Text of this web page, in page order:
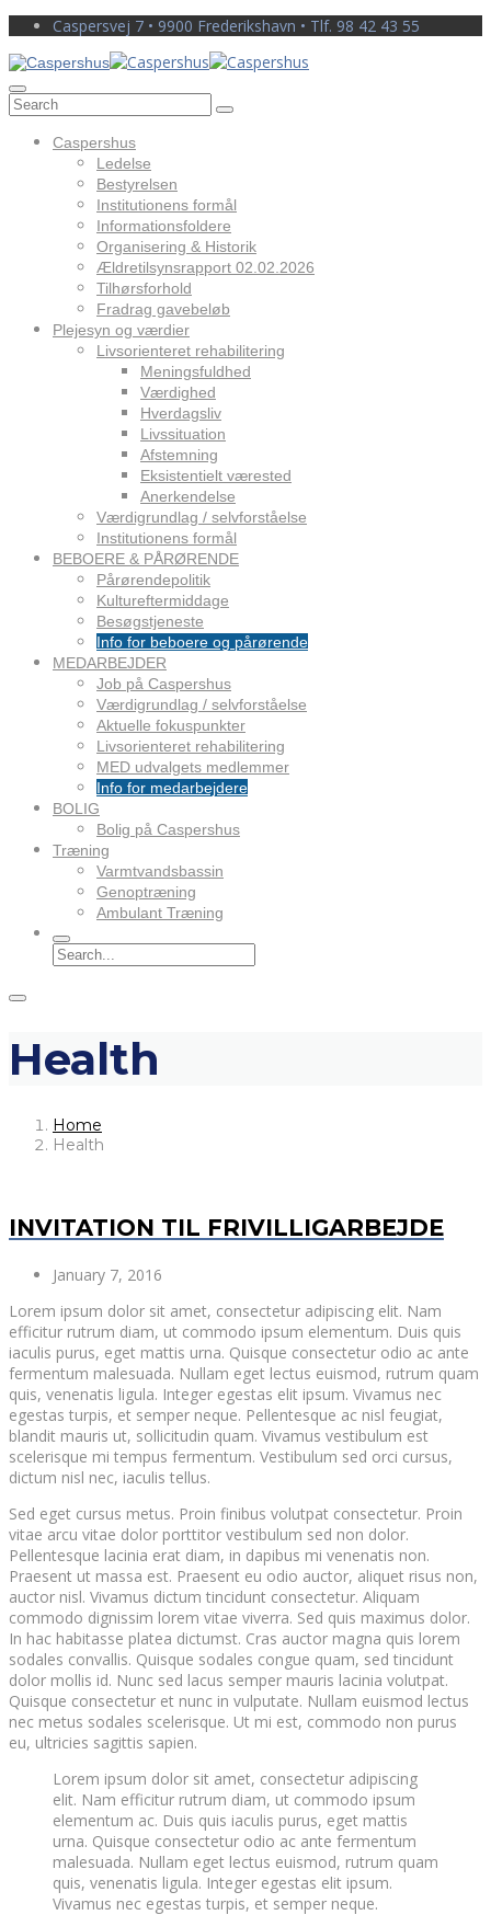
Caspersvej 7 • 9900 Frederikshavn • Tlf. 98 42 43 55
Caspershus
Ledelse
Bestyrelsen
Institutionens formål
Informationsfoldere
Organisering & Historik
Ældretilsynsrapport 02.02.2026
Tilhørsforhold
Fradrag gavebeløb
Plejesyn og værdier
Livsorienteret rehabilitering
Meningsfuldhed
Værdighed
Hverdagsliv
Livssituation
Afstemning
Eksistentielt værested
Anerkendelse
Værdigrundlag / selvforståelse
Institutionens formål
BEBOERE & PÅRØRENDE
Pårørendepolitik
Kultureftermiddage
Besøgstjeneste
Info for beboere og pårørende
MEDARBEJDER
Job på Caspershus
Værdigrundlag / selvforståelse
Aktuelle fokuspunkter
Livsorienteret rehabilitering
MED udvalgets medlemmer
Info for medarbejdere
BOLIG
Bolig på Caspershus
Træning
Varmtvandsbassin
Genoptræning
Ambulant Træning
Health
Home
Health
INVITATION TIL FRIVILLIGARBEJDE
January 7, 2016
Lorem ipsum dolor sit amet, consectetur adipiscing elit. Nam
efficitur rutrum diam, ut commodo ipsum elementum. Duis quis
iaculis purus, eget mattis urna. Quisque consectetur odio ac ante
fermentum malesuada. Nullam eget lectus euismod, rutrum quam
quis, venenatis ligula. Integer egestas elit ipsum. Vivamus nec
egestas turpis, et semper neque. Pellentesque ac nisl feugiat,
blandit mauris ut, sollicitudin quam. Vivamus vestibulum est
scelerisque mi tempus fermentum. Vestibulum sed orci cursus,
dictum nisl nec, iaculis tellus.
Sed eget cursus metus. Proin finibus volutpat consectetur. Proin
vitae arcu vitae dolor porttitor vestibulum sed non dolor.
Pellentesque lacinia erat diam, in dapibus mi venenatis non.
Praesent ut massa est. Praesent eu odio auctor, aliquet risus non,
auctor nisl. Vivamus dictum tincidunt consectetur. Aliquam
commodo dignissim lorem vitae viverra. Sed quis maximus dolor.
In hac habitasse platea dictumst. Cras auctor magna quis lorem
sodales convallis. Quisque sodales congue quam, sed tincidunt
dolor mollis id. Nunc sed lacus semper mauris lacinia volutpat.
Quisque consectetur et nunc in vulputate. Nullam euismod lectus
nec metus sodales scelerisque. Ut mi est, commodo non purus
eu, ultricies sagittis sapien.
Lorem ipsum dolor sit amet, consectetur adipiscing
elit. Nam efficitur rutrum diam, ut commodo ipsum
elementum ac. Duis quis iaculis purus, eget mattis
urna. Quisque consectetur odio ac ante fermentum
malesuada. Nullam eget lectus euismod, rutrum quam
quis, venenatis ligula. Integer egestas elit ipsum.
Vivamus nec egestas turpis, et semper neque.